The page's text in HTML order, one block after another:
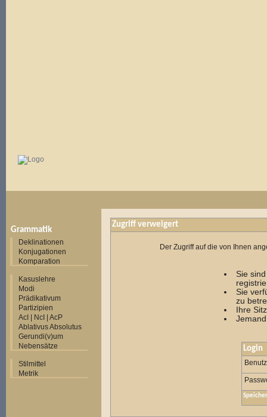
Grammatik
Deklinationen
Konjugationen
Komparation
Kasuslehre
Modi
Prädikativum
Partizipien
AcI | NcI | AcP
Ablativus Absolutus
Gerundi(v)um
Nebensätze
Stilmittel
Metrik
Zugriff verweigert
Der Zugriff auf die von Ihnen
Sie
Sie
zu
Ihre
Login